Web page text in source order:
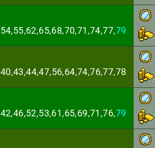
54,55,62,65,68,70,71,74,77,79
40,43,44,47,56,64,74,76,77,78
42,46,52,53,61,65,69,71,76,79